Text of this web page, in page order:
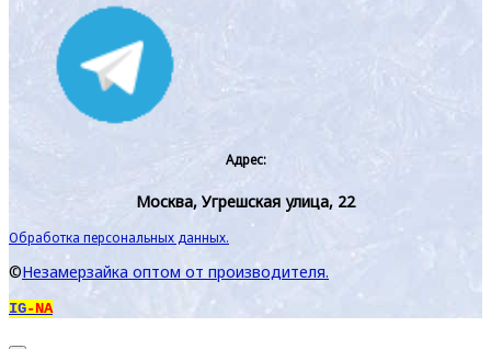
Адрес:
Москва, Угрешская улица, 22
Обработка персональных данных.
©Незамерзайка оптом от производителя.
IG-NA